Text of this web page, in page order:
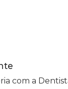
com a